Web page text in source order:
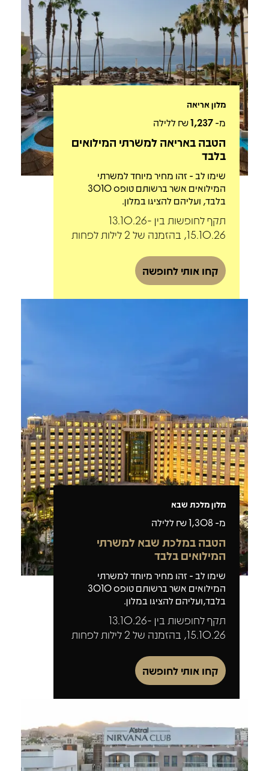
מלון אריאה
מ-1,237₪ ללילה
הטבה באריאה למשרתי המילואים
בלבד
שימו לב - זהו מחיר מיוחד למשרתי
המילואים אשר ברשותם טופס 3010
בלבד, ועליהם להציגו במלון.
תקף לחופשות בין 13.10.26-
15.10.26, בהזמנה של 2 לילות לפחות
קחו אותי לחופשה
מלון מלכת שבא
מ-1,308₪ ללילה
הטבה במלכת שבא למשרתי
המילואים בלבד
שימו לב - זהו מחיר מיוחד למשרתי
המילואים אשר ברשותם טופס 3010
בלבד,ועליהם להציגו במלון.
תקף לחופשות בין 13.10.26-
15.10.26, בהזמנה של 2 לילות לפחות
קחו אותי לחופשה